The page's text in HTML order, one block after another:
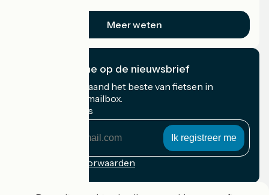
Meer weten
Ik abonneer me op de nieuwsbrief
Ontvang elke maand het beste van fietsen in
Frankrijk in uw mailbox.
Mijn e-mailadres
Inschrijvingsvoorwaarden